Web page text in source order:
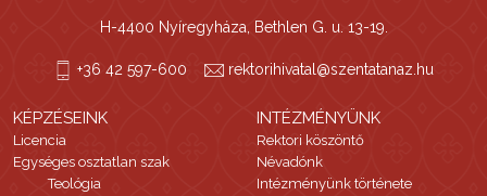
H-4400 Nyíregyháza, Bethlen G. u. 13-19.
+36 42 597-600 rektorihivatal@szentatanaz.hu
KÉPZÉSEINK
Licencia
Egységes osztatlan szak
Teológia
INTÉZMÉNYÜNK
Rektori köszöntő
Névadónk
Intézményünk története